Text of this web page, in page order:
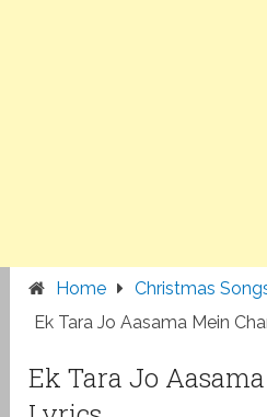
Home
Christmas
Ek Tara Jo Aasama Mein
Ek Tara Jo